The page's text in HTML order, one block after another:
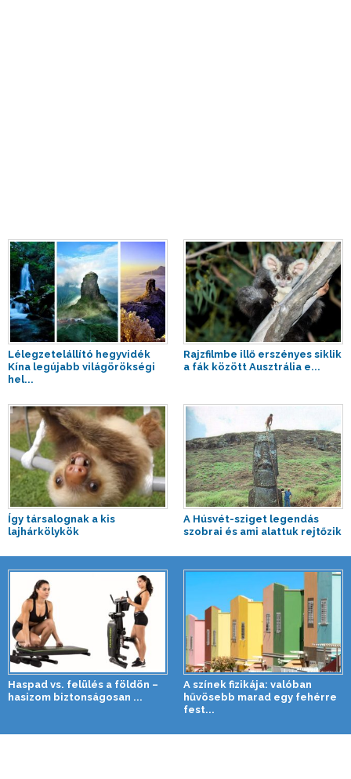
Lélegzetelállító hegyvidék
Kína legújabb világörökségi
hel...
Rajzfilmbe illő erszényes siklik
a fák között Ausztrália e...
Így társalognak a kis
lajhárkölykök
A Húsvét-sziget legendás
szobrai és ami alattuk rejtőzik
Haspad vs. felülés a földön –
hasizom biztonságosan ...
A színek fizikája: valóban
hűvösebb marad egy fehérre
fest...